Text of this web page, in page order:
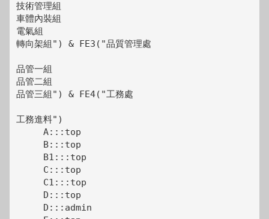
技術管理組
車體內裝組
電氣組
轉向架組") & FE3("品質管理處
品管一組
品管二組
品管三組") & FE4("工務處
工務進料")
     A:::top
     B:::top
     B1:::top
     C:::top
     C1:::top
     D:::top
     D:::admin